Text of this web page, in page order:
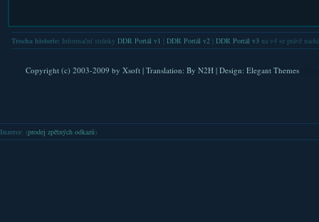
Trocha historie: Informační stránky DDR Portál v1 DDR Portál v2| DDR Portál v3na v4 se právě
Copyright (c) 2003-2009 by Xsoft| Translation: By N2H| Design: Elegant Themes
Inzerce: (prodej zpětných odkazů )